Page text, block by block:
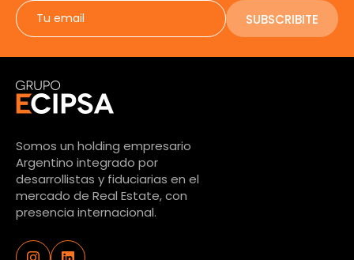
SUBSCRIBITE
Somos un holding empresario
Argentino integrado por
desarrollistas y fiduciarias en el
mercado de Real Estate, con
presencia internacional.